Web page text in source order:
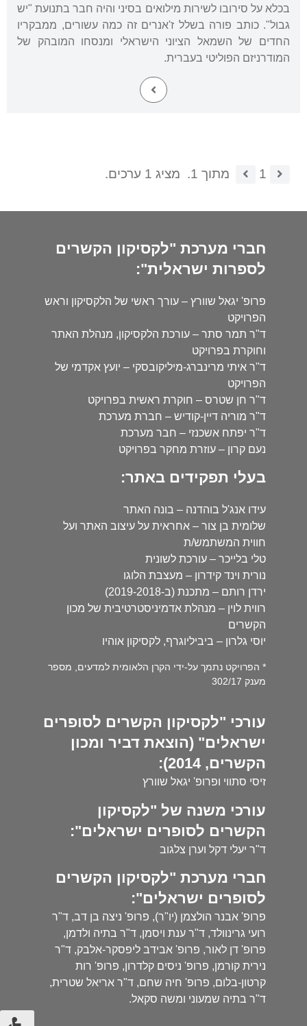
בכלא על סירובו לשירות מילואים בסיני והיה חבר בתנועת "יש
גבול". כותב פורה בשלל ז'אנרים זה כמה עשורים, ממבקריו
החדים של השמאל הציוני הישראלי ומנסחו המובהק של
המודרניזם הפוליטי בעברית.
1 מתוך 1. מציג 1 ערכים.
חברי מערכת "לקסיקון הקשרים
לספרות ישראלית":
פרופ' יגאל שוורץ – עורך ראשי של הלקסיקון וראש
הפרויקט
ד"ר תמר סתר – עורכת הלקסיקון, מנהלת האתר
וחוקרת בפרויקט
ד"ר איתי מרינברג-מיליקובסקי – יועץ אקדמי של
הפרויקט
ד"ר חן שטרס – חוקרת ראשית בפרויקט
ד"ר מוריה דיין-קודיש – חברת מערכת
ד"ר יפתח אשכנזי – חבר מערכת
נעם קרון – עוזרת מחקר בפרויקט
בעלי תפקידים באתר:
עידו אנג'ל בוהדנה – בונה האתר
שלומית בן צור – אחראית על עיצוב האתר ועל
חווית המשתמש/ת
טלי בלייכר – עורכת לשונית
נורית וינד קידרון – מעצבת הלוגו
ירדן רותם – מתכנת (ב-2019-2018)
רווית לוין – מנהלת אדמיניסטרטיבית של מכון
הקשרים
יוסי גלרון – ביביליוגרף, לקסיקון אוהיו
* הפרויקט נתמך על-ידי הקרן הלאומית למדעים, מספר
מענק 302/17
עורכי "לקסיקון הקשרים לסופרים
ישראלים" (הוצאת דביר ומכון
הקשרים, 2014):
זיסי סתווי ופרופ' יגאל שוורץ
עורכי משנה של "לקסיקון
הקשרים לסופרים ישראלים":
ד"ר יעלי דקל וערן צלגוב
חברי מערכת "לקסיקון הקשרים
לסופרים ישראלים":
פרופ' אבנר הולצמן (יו"ר), פרופ' ניצה בן דב, ד"ר
רועי גרינוולד, ד"ר ענת ויסמן, ד"ר בתיה ולדמן,
פרופ' דן לאור, פרופ' אבידב ליפסקר-אלבק, ד"ר
נירית קורמן, פרופ' ניסים קלדרון, פרופ' רות
קרטון-בלום, פרופ' חיה שחם, ד"ר אריאל שטרית,
ד"ר בתיה שמעוני ומשה סקאל.